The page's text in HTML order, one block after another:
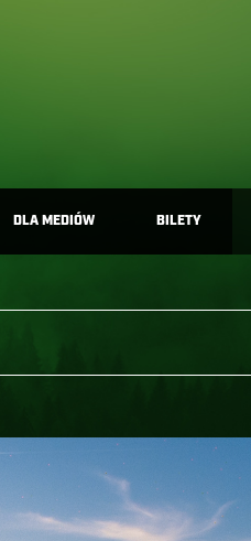
DLA MEDIÓW BILETY